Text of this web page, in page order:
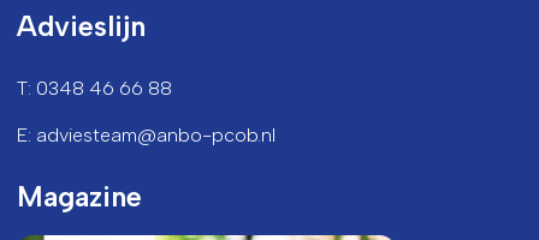
Advieslijn
T: 0348 46 66 88
E: adviesteam@anbo-pcob.nl
Magazine